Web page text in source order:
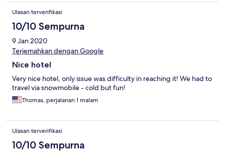
Ulasan terverifikasi
10/10 Sempurna
9 Jan 2020
Terjemahkan dengan Google
Nice hotel
Very nice hotel, only issue was difficulty in reaching it! We had to
travel via snowmobile - cold but fun!
Thomas, perjalanan 1 malam
Ulasan terverifikasi
10/10 Sempurna